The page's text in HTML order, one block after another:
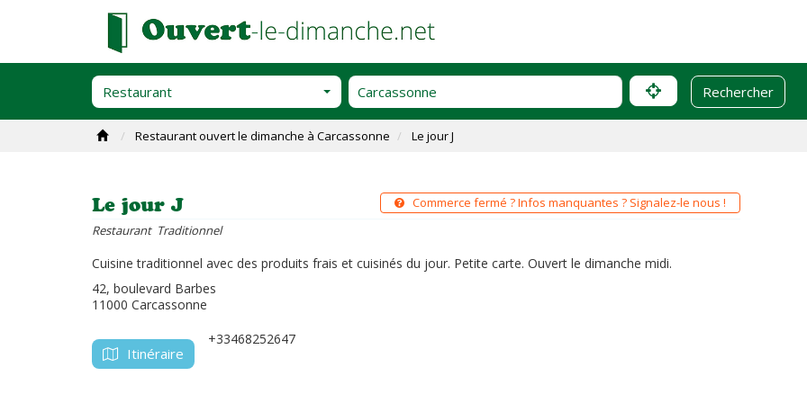
Restaurant
Restaurant ouvert le dimanche à Carcassonne Le jour J
Commerce fermé ? Infos manquantes ? Signalez-le nous !
Le jour J
Restaurant Traditionnel
Cuisine traditionnel avec des produits frais et cuisinés du jour. Petite carte. Ouvert le dimanche midi.
42, boulevard Barbes
11000 Carcassonne
Itinéraire
+33468252647